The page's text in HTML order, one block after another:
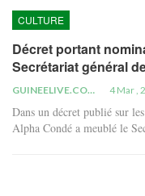
CULTURE
Décret portant
Secrétariat général
GUINEELIVE.COM 4 Mar ,
Dans un décret publié sur
Alpha Condé a meublé le